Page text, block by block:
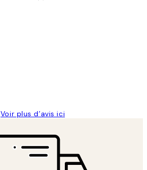
Voir plus d’avis ici